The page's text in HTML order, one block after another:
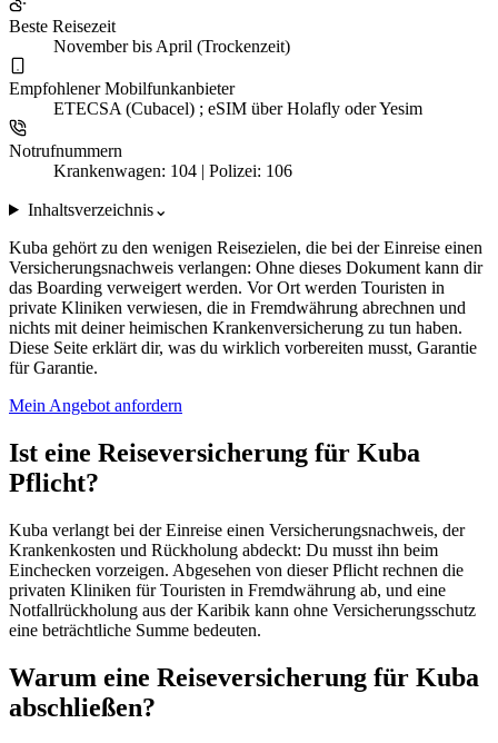
Beste Reisezeit
November bis April (Trockenzeit)
Empfohlener Mobilfunkanbieter
ETECSA (Cubacel) ; eSIM über Holafly oder Yesim
Notrufnummern
Krankenwagen: 104 | Polizei: 106
Inhaltsverzeichnis⌄
Kuba gehört zu den wenigen Reisezielen, die bei der Einreise einen
Versicherungsnachweis verlangen: Ohne dieses Dokument kann dir
das Boarding verweigert werden. Vor Ort werden Touristen in
private Kliniken verwiesen, die in Fremdwährung abrechnen und
nichts mit deiner heimischen Krankenversicherung zu tun haben.
Diese Seite erklärt dir, was du wirklich vorbereiten musst, Garantie
für Garantie.
Mein Angebot anfordern
Ist eine Reiseversicherung für Kuba
Pflicht?
Kuba verlangt bei der Einreise einen Versicherungsnachweis, der
Krankenkosten und Rückholung abdeckt: Du musst ihn beim
Einchecken vorzeigen. Abgesehen von dieser Pflicht rechnen die
privaten Kliniken für Touristen in Fremdwährung ab, und eine
Notfallrückholung aus der Karibik kann ohne Versicherungsschutz
eine beträchtliche Summe bedeuten.
Warum eine Reiseversicherung für Kuba
abschließen?